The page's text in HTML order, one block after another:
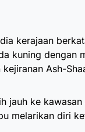
kerajaan
kuning dengan
Ash-
jauh ke
melarikan diri